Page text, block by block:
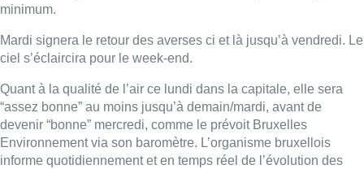
minimum.
Mardi signera le retour des averses ci et là jusqu’à vendredi. Le
ciel s’éclaircira pour le week-end.
Quant à la qualité de l’air ce lundi dans la capitale, elle sera
“assez bonne” au moins jusqu’à demain/mardi, avant de
devenir “bonne” mercredi, comme le prévoit Bruxelles
Environnement via son baromètre. L’organisme bruxellois
informe quotidiennement et en temps réel de l’évolution des